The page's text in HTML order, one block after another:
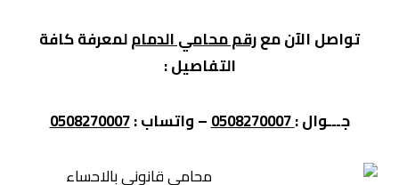
تواصل الآن معرقم محامي الدماملمعرفة كافة
التفاصيل :
جـــوال :0508270007 – واتساب :0508270007